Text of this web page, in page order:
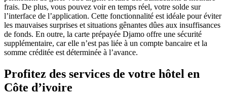
frais. De plus, vous pouvez voir en temps réel, votre solde sur
l’interface de l’application. Cette fonctionnalité est idéale pour éviter
les mauvaises surprises et situations gênantes dûes aux insuffisances
de fonds. En outre, la carte prépayée Djamo offre une sécurité
supplémentaire, car elle n’est pas liée à un compte bancaire et la
somme créditée est déterminée à l’avance.
Profitez des services de votre hôtel en
Côte d’ivoire